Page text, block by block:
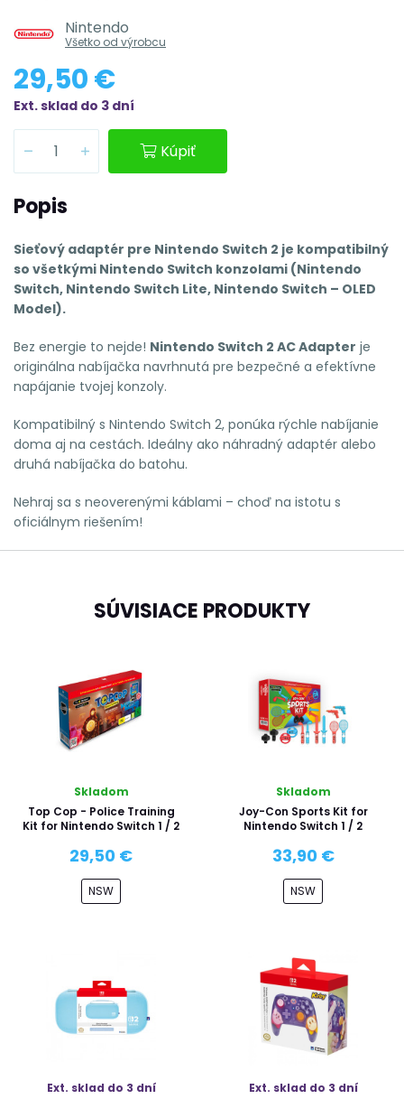
Nintendo
Všetko od výrobcu
29,50 €
Ext. sklad do 3 dní
Kúpiť
Popis
Sieťový adaptér pre Nintendo Switch 2 je kompatibilný
so všetkými Nintendo Switch konzolami (Nintendo
Switch, Nintendo Switch Lite, Nintendo Switch – OLED
Model).
Bez energie to nejde! Nintendo Switch 2 AC Adapter je
originálna nabíjačka navrhnutá pre bezpečné a efektívne
napájanie tvojej konzoly.
Kompatibilný s Nintendo Switch 2, ponúka rýchle nabíjanie
doma aj na cestách. Ideálny ako náhradný adaptér alebo
druhá nabíjačka do batohu.
Nehraj sa s neoverenými káblami – choď na istotu s
oficiálnym riešením!
SÚVISIACE PRODUKTY
Skladom
Top Cop - Police Training
Kit for Nintendo Switch 1 / 2
29,50 €
NSW
Skladom
Joy-Con Sports Kit for
Nintendo Switch 1 / 2
33,90 €
NSW
Ext. sklad do 3 dní
Ext. sklad do 3 dní